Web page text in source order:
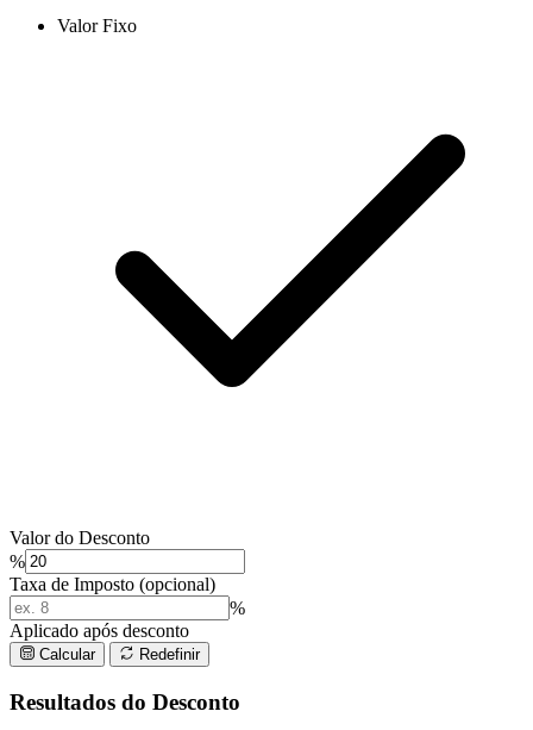
Valor Fixo
Valor do Desconto
%
Taxa de Imposto (opcional)
%
Aplicado após desconto
Calcular Redefinir
Resultados do Desconto